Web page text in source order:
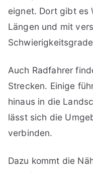
eignet. Dort gibt es
Längen und mit
Auch Radfahrer
Strecken. Einige
hinaus in die
lässt sich die
verbinden.
Dazu kommt die